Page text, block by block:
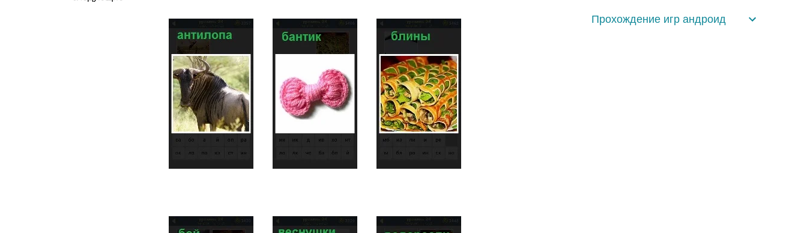
Прохождение игр андроид